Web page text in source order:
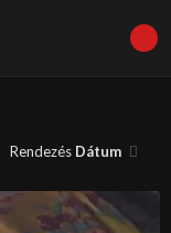
Rendezés Dátum